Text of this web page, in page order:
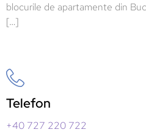
blocurile de apartamente din
[…]
Telefon
+40 727 220 722